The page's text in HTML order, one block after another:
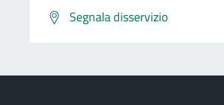
Segnala disservizio